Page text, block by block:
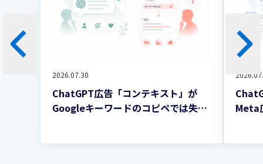
2026.07.30
ChatGPT広告「コンテキスト」が
Googleキーワードのコピペでは失敗
Meta